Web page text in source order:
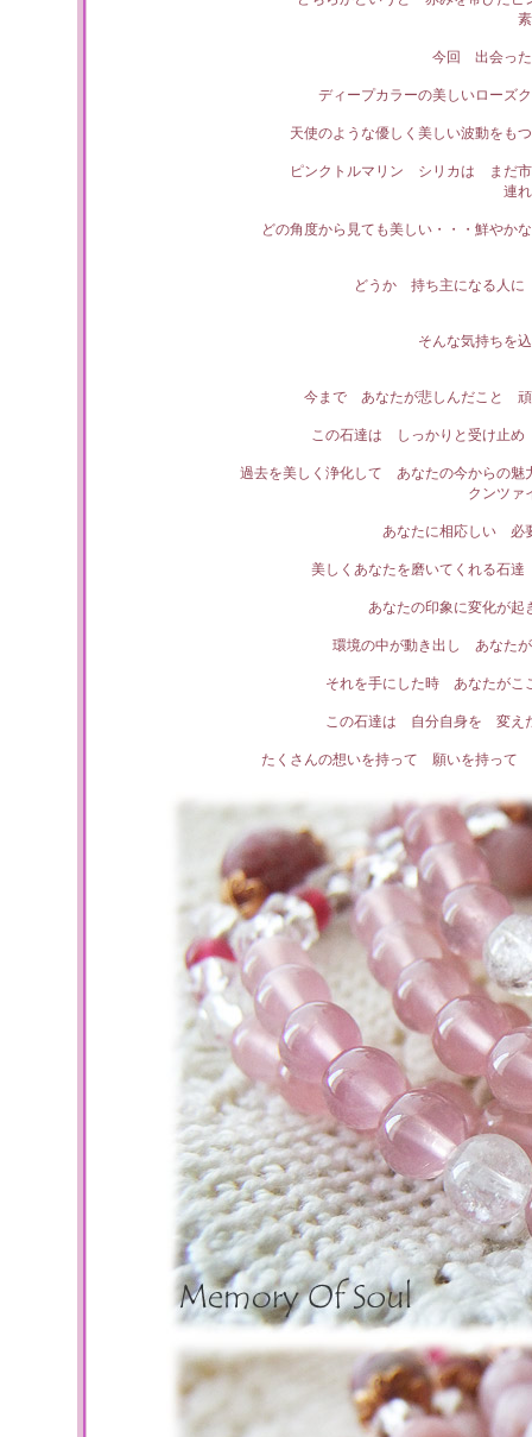
今回 出会っ
ディープカラーの美しいローズ
天使のような優しく美しい波動をも
ピンクトルマリン シリカは まだ
連
どの角度から見ても美しい・・・鮮やか
どうか 持ち主になる人に
そんな気持ちを
今まで あなたが悲しんだこと 頑
この石達は しっかりと受け止め
過去を美しく浄化して あなたの今からの魅
クンツァ
あなたに相応しい 必
美しくあなたを磨いてくれる石
あなたの印象に変化が
環境の中が動き出し あなた
それを手にした時 あなたがこ
この石達は 自分自身を 変え
たくさんの想いを持って 願いを持って